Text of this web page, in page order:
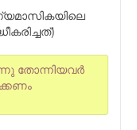
തോന്നിയവര്‍